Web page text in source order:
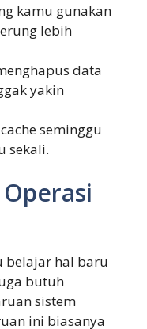
kamu gunakan
lebih
data
yakin
seminggu
sekali.
belajar hal baru
butuh
sistem
ini biasanya